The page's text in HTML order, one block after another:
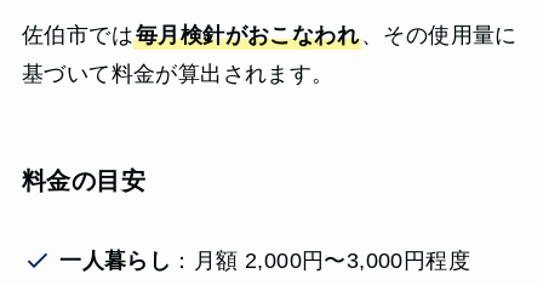
佐伯市では毎月検針がおこなわれ、その使用量に
基づいて料金が算出されます。
料金の目安
一人暮らし ：月額 2,000円〜3,000円程度